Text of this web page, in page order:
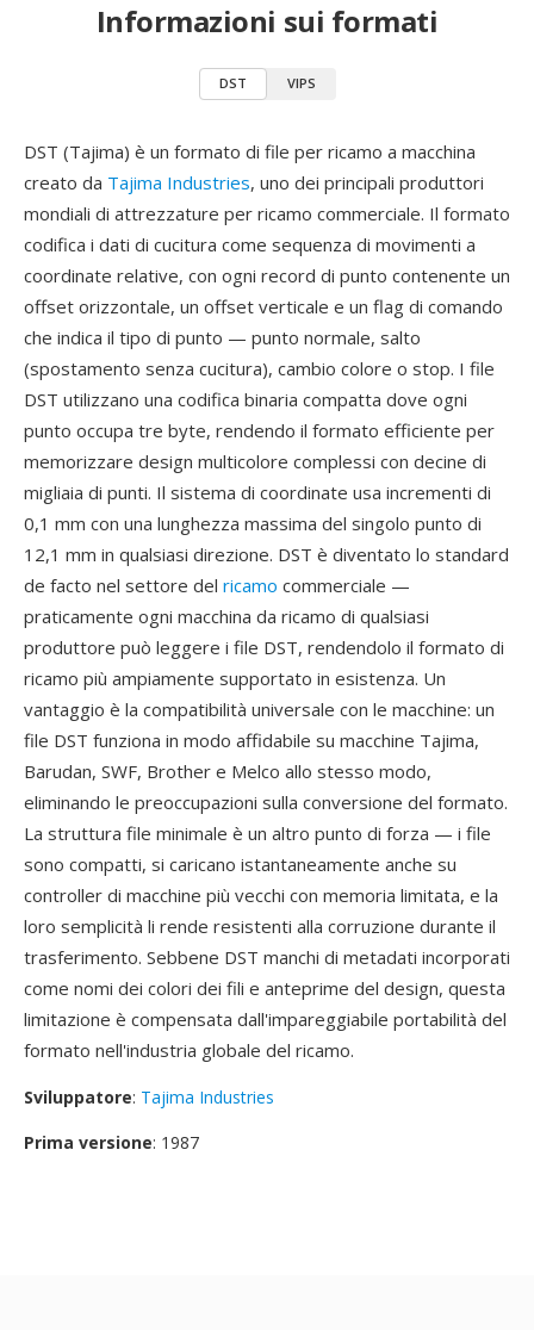
Informazioni sui formati
DST VIPS
DST (Tajima) è un formato di file per ricamo a macchina
creato da Tajima Industries, uno dei principali produttori
mondiali di attrezzature per ricamo commerciale. Il formato
codifica i dati di cucitura come sequenza di movimenti a
coordinate relative, con ogni record di punto contenente un
offset orizzontale, un offset verticale e un flag di comando
che indica il tipo di punto — punto normale, salto
(spostamento senza cucitura), cambio colore o stop. I file
DST utilizzano una codifica binaria compatta dove ogni
punto occupa tre byte, rendendo il formato efficiente per
memorizzare design multicolore complessi con decine di
migliaia di punti. Il sistema di coordinate usa incrementi di
0,1 mm con una lunghezza massima del singolo punto di
12,1 mm in qualsiasi direzione. DST è diventato lo standard
de facto nel settore del ricamo commerciale —
praticamente ogni macchina da ricamo di qualsiasi
produttore può leggere i file DST, rendendolo il formato di
ricamo più ampiamente supportato in esistenza. Un
vantaggio è la compatibilità universale con le macchine: un
file DST funziona in modo affidabile su macchine Tajima,
Barudan, SWF, Brother e Melco allo stesso modo,
eliminando le preoccupazioni sulla conversione del formato.
La struttura file minimale è un altro punto di forza — i file
sono compatti, si caricano istantaneamente anche su
controller di macchine più vecchi con memoria limitata, e la
loro semplicità li rende resistenti alla corruzione durante il
trasferimento. Sebbene DST manchi di metadati incorporati
come nomi dei colori dei fili e anteprime del design, questa
limitazione è compensata dall'impareggiabile portabilità del
formato nell'industria globale del ricamo.
Sviluppatore: Tajima Industries
Prima versione: 1987